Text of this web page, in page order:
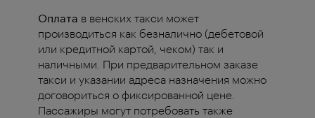
Оплата в венских такси может
производиться как безналично (дебетовой
или кредитной картой, чеком) так и
наличными. При предварительном заказе
такси и указании адреса назначения можно
договориться о фиксированной цене.
Пассажиры могут потребовать также